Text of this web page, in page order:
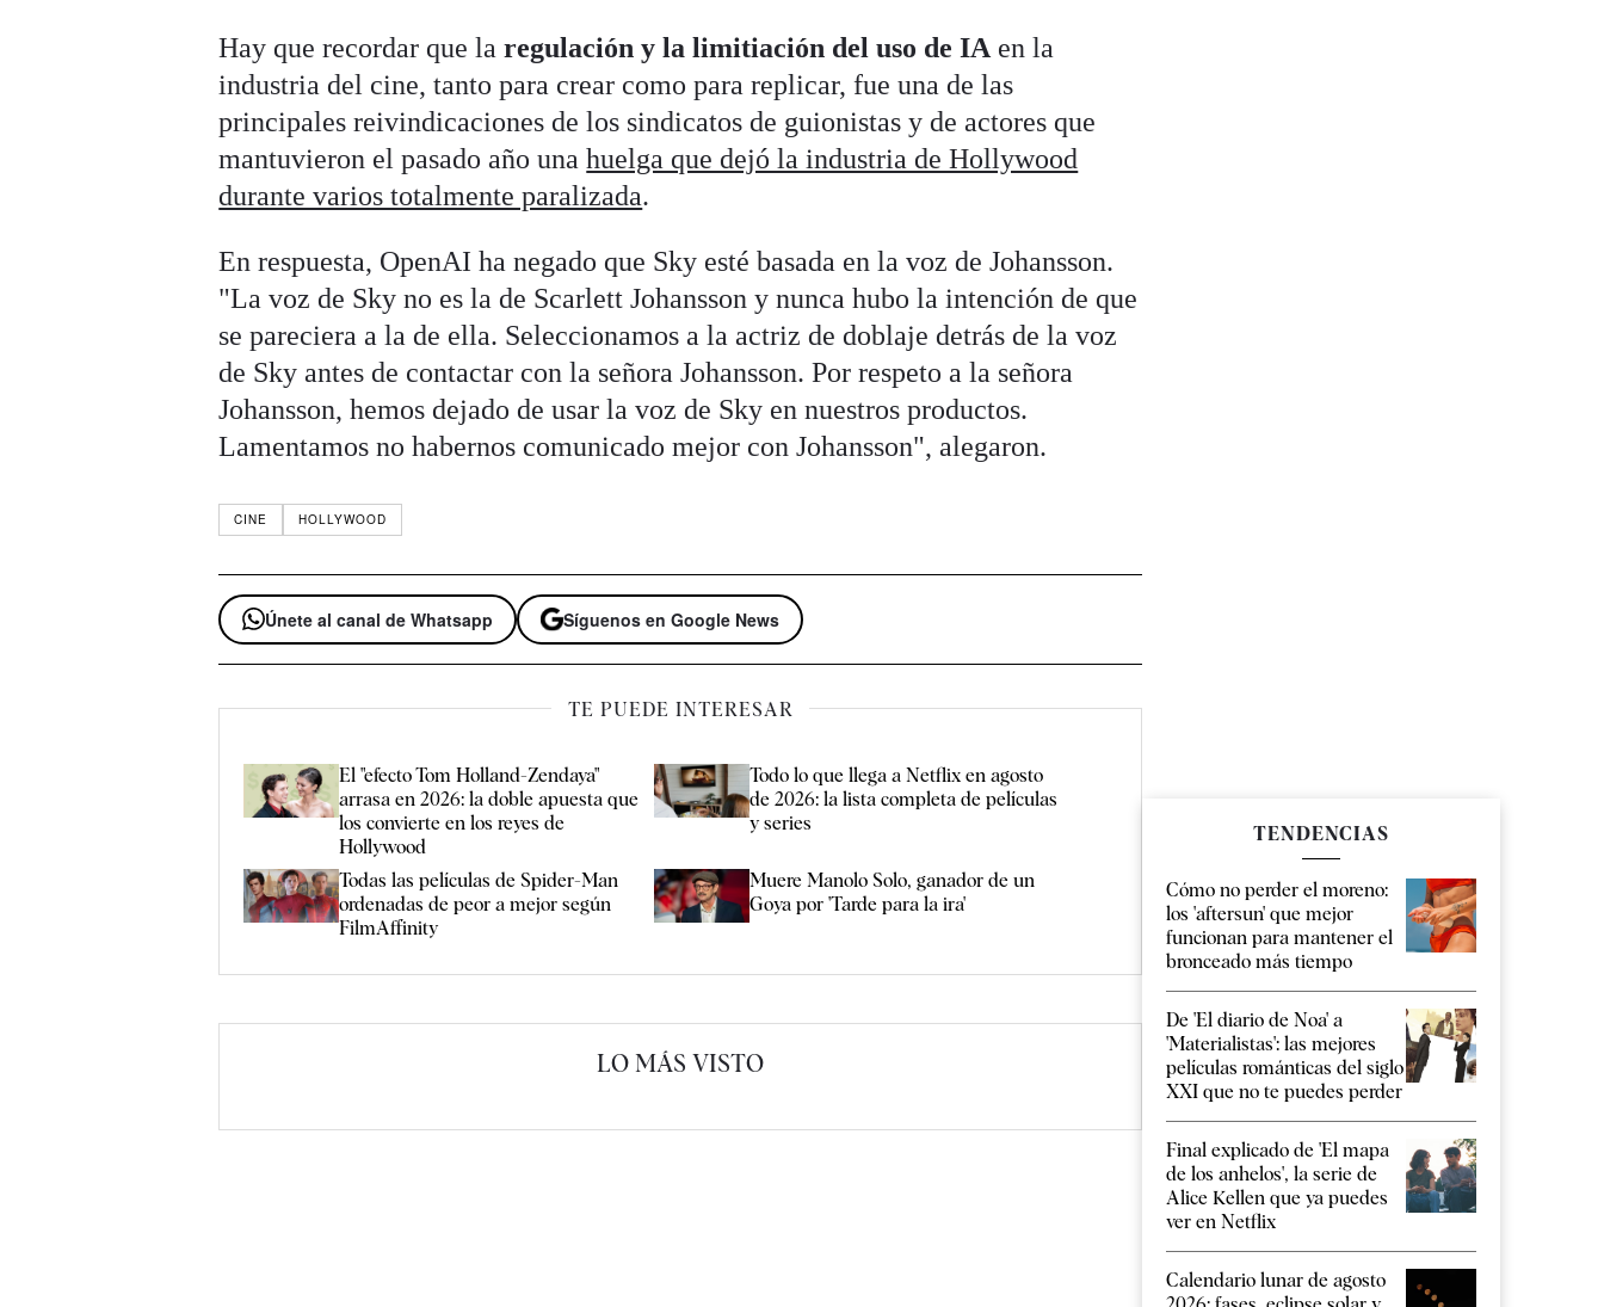
Hay que recordar que laregulación y la limitiación del uso de IA en la
industria del cine, tanto para crear como para replicar, fue una de las
principales reivindicaciones de los sindicatos de guionistas y de actores que
mantuvieron el pasado año unahuelga que dejó la industria de Hollywood
durante varios totalmente paralizada.
En respuesta, OpenAI ha negado que Sky esté basada en la voz de Johansson.
"La voz de Sky no es la de Scarlett Johansson y nunca hubo la intención de que
se pareciera a la de ella. Seleccionamos a la actriz de doblaje detrás de la voz
de Sky antes de contactar con la señora Johansson. Por respeto a la señora
Johansson, hemos dejado de usar la voz de Sky en nuestros productos.
Lamentamos no habernos comunicado mejor con Johansson", alegaron.
CINE HOLLYWOOD
Únete al canal de Whatsapp Síguenos en Google News
TE PUEDE INTERESAR
El "efecto Tom Holland-Zendaya"
arrasa en 2026: la doble apuesta que
los convierte en los reyes de
Hollywood
Todo lo que llega a Netflix en agosto
de 2026: la lista completa de películas
y series
Todas las películas de Spider-Man
ordenadas de peor a mejor según
FilmAffinity
Muere Manolo Solo, ganador de un
Goya por 'Tarde para la ira'
LO MÁS VISTO
TENDENCIAS
Cómo no perder el moreno:
los 'aftersun' que mejor
funcionan para mantener el
bronceado más tiempo
De 'El diario de Noa' a
'Materialistas': las mejores
películas románticas del siglo
XXI que no te puedes perder
Final explicado de 'El mapa
de los anhelos', la serie de
Alice Kellen que ya puedes
ver en Netflix
Calendario lunar de agosto